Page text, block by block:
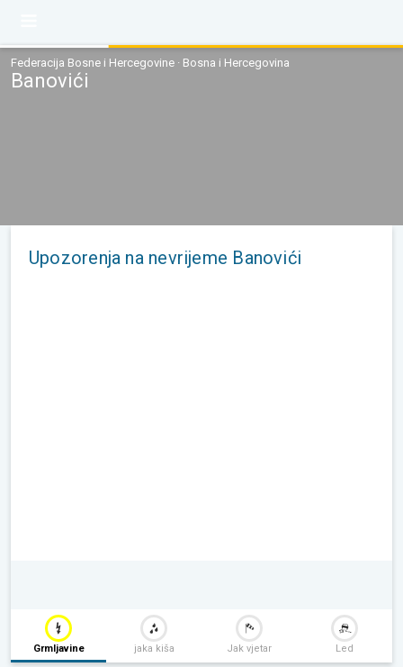
Federacija Bosne i Hercegovine · Bosna i Hercegovina
Banovići
Upozorenja na nevrijeme Banovići
Grmljavine jaka kiša Jak vjetar Led